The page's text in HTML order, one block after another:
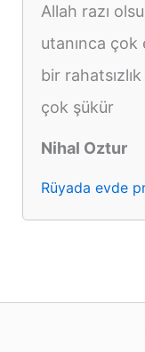
Allah razı
utanınca
bir
çok şükür
Nihal Oztur
Rüyada evde